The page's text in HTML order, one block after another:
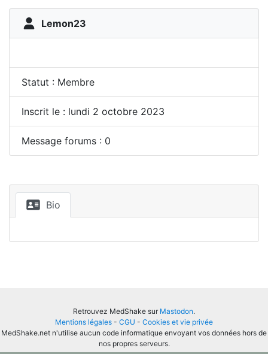
Lemon23
Statut : Membre
Inscrit le : lundi 2 octobre 2023
Message forums : 0
Bio
Retrouvez MedShake sur Mastodon.
Mentions légales - CGU - Cookies et vie privée
MedShake.net n'utilise aucun code informatique envoyant vos données hors de
nos propres serveurs.